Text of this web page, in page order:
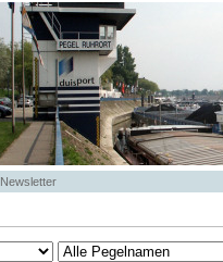
Newsletter